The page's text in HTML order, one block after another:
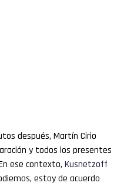
después, Martín Cirio
y todos los presentes
ese contexto, Kusnetzoff
estoy de acuerdo